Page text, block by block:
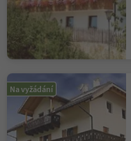
Na vyžádání